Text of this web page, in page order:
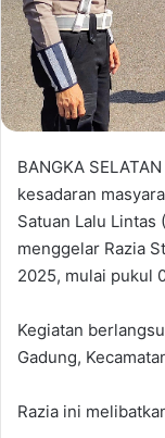
BANGKA
kesadaran
Satuan Lalu Lintas
menggelar Razia
2025, mulai pukul
Kegiatan
Gadung,
Razia ini